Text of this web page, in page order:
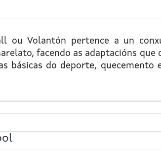
ou Volantón pertence a un
facendo as adaptacións
básicas do deporte,